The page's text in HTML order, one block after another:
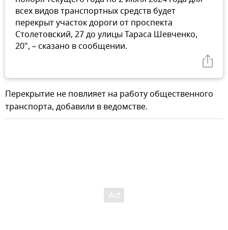
всех видов транспортных средств будет
перекрыт участок дороги от проспекта
Столетовский, 27 до улицы Тараса Шевченко,
20", – сказано в сообщении.
Перекрытие не повлияет на работу общественного
транспорта, добавили в ведомстве.